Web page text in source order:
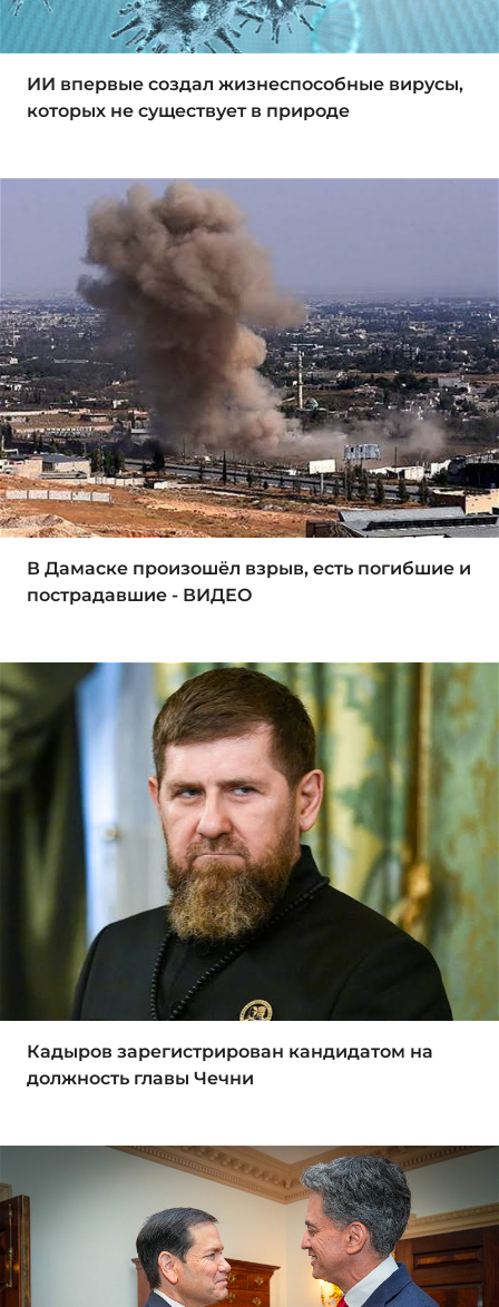
ИИ впервые создал жизнеспособные вирусы,
которых не существует в природе
В Дамаске произошёл взрыв, есть погибшие и
пострадавшие - ВИДЕО
Кадыров зарегистрирован кандидатом на
должность главы Чечни